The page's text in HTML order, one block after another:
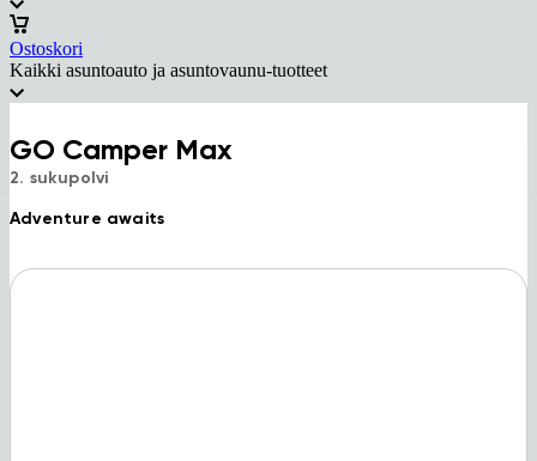
Ostoskori
Kaikki asuntoauto ja asuntovaunu-tuotteet
GO Camper Max
2. sukupolvi
Adventure awaits